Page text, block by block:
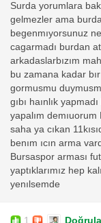
Surda yorumlara
gelmezler ama burda
begenmıyorsunuz
cagarmadı burdan
arkadaslarbızım
bu zamana kadar
gormusmu
gıbı haınlık
yapalım demıuorum
saha ya cıkan
benım ıcın arma
Bursaspor arması
yaptıklarımız hep
yenılsemde
1